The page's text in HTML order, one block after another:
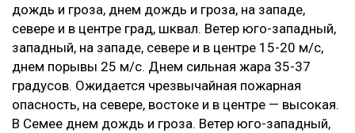
дождь и гроза, днем дождь и гроза, на западе,
севере и в центре град, шквал. Ветер юго-западный,
западный, на западе, севере и в центре 15-20 м/с,
днем порывы 25 м/с. Днем сильная жара 35-37
градусов. Ожидается чрезвычайная пожарная
опасность, на севере, востоке и в центре — высокая.
В Семее днем дождь и гроза. Ветер юго-западный,